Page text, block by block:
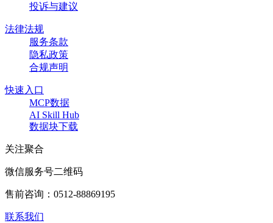
投诉与建议
法律法规
服务条款
隐私政策
合规声明
快速入口
MCP数据
AI Skill Hub
数据块下载
关注聚合
微信服务号二维码
售前咨询： 0512-88869195
联系我们